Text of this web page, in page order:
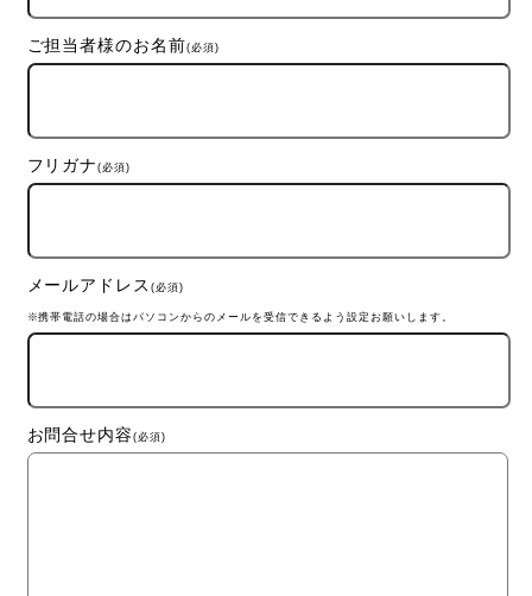
ご担当者様のお名前(必須)
フリガナ(必須)
メールアドレス(必須)
※携帯電話の場合はパソコンからのメールを受信できるよう設定お願いします。
お問合せ内容(必須)